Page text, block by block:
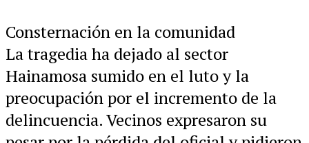
Consternación en la comunidad
La tragedia ha dejado al sector
Hainamosa sumido en el luto y la
preocupación por el incremento de la
delincuencia. Vecinos expresaron su